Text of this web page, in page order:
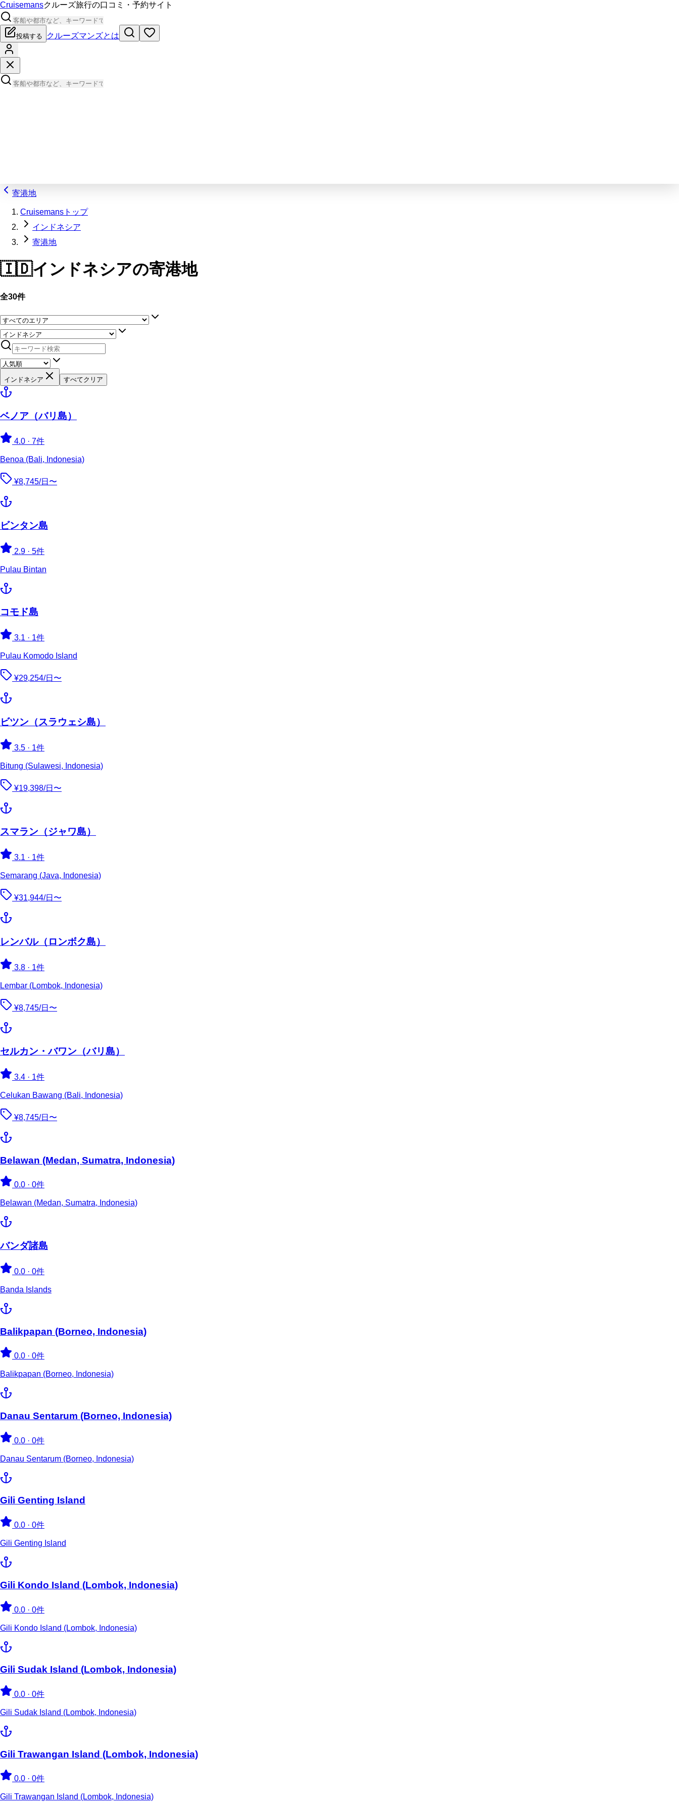
Cruisemansクルーズ旅行の口コミ・予約サイト
投稿する クルーズマンズとは
寄港地
Cruisemansトップ
インドネシア
寄港地
🇮🇩インドネシアの寄港地
全30件
インドネシア すべてクリア
ベノア（バリ島）
4.0 · 7件
Benoa (Bali, Indonesia)
¥8,745/日〜
ビンタン島
2.9 · 5件
Pulau Bintan
コモド島
3.1 · 1件
Pulau Komodo Island
¥29,254/日〜
ビツン（スラウェシ島）
3.5 · 1件
Bitung (Sulawesi, Indonesia)
¥19,398/日〜
スマラン（ジャワ島）
3.1 · 1件
Semarang (Java, Indonesia)
¥31,944/日〜
レンバル（ロンボク島）
3.8 · 1件
Lembar (Lombok, Indonesia)
¥8,745/日〜
セルカン・バワン（バリ島）
3.4 · 1件
Celukan Bawang (Bali, Indonesia)
¥8,745/日〜
Belawan (Medan, Sumatra, Indonesia)
0.0 · 0件
Belawan (Medan, Sumatra, Indonesia)
バンダ諸島
0.0 · 0件
Banda Islands
Balikpapan (Borneo, Indonesia)
0.0 · 0件
Balikpapan (Borneo, Indonesia)
Danau Sentarum (Borneo, Indonesia)
0.0 · 0件
Danau Sentarum (Borneo, Indonesia)
Gili Genting Island
0.0 · 0件
Gili Genting Island
Gili Kondo Island (Lombok, Indonesia)
0.0 · 0件
Gili Kondo Island (Lombok, Indonesia)
Gili Sudak Island (Lombok, Indonesia)
0.0 · 0件
Gili Sudak Island (Lombok, Indonesia)
Gili Trawangan Island (Lombok, Indonesia)
0.0 · 0件
Gili Trawangan Island (Lombok, Indonesia)